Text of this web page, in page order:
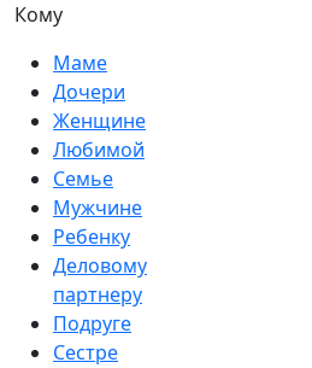
Кому
Маме
Дочери
Женщине
Любимой
Семье
Мужчине
Ребенку
Деловому
партнеру
Подруге
Сестре